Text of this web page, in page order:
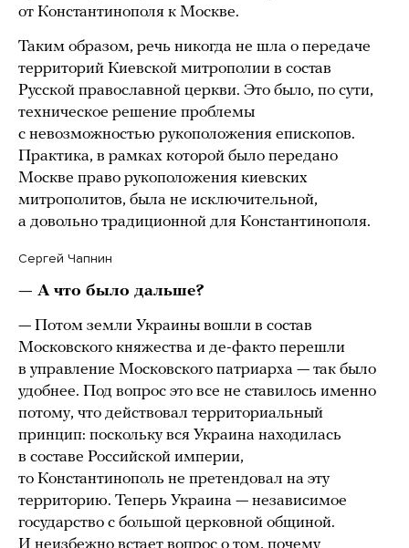
от Константинополя к Москве.
Таким образом, речь никогда не шла о передаче
территорий Киевской митрополии в состав
Русской православной церкви. Это было, по сути,
техническое решение проблемы
с невозможностью рукоположения епископов.
Практика, в рамках которой было передано
Москве право рукоположения киевских
митрополитов, была не исключительной,
а довольно традиционной для Константинополя.
Сергей Чапнин
— А что было дальше?
— Потом земли Украины вошли в состав
Московского княжества и де-факто перешли
в управление Московского патриарха — так было
удобнее. Под вопрос это все не ставилось именно
потому, что действовал территориальный
принцип: поскольку вся Украина находилась
в составе Российской империи,
то Константинополь не претендовал на эту
территорию. Теперь Украина — независимое
государство с большой церковной общиной.